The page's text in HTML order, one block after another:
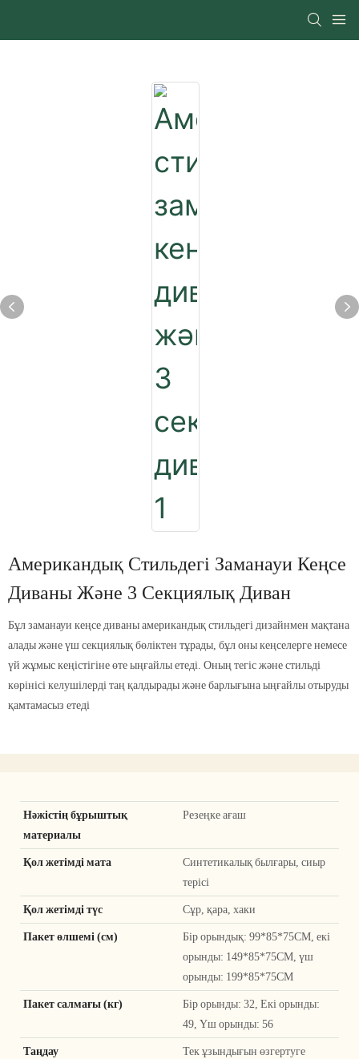
Американдық Стильдегі Заманауи Кеңсе
Диваны Және 3 Секциялық Диван
Бұл заманауи кеңсе диваны американдық стильдегі дизайнмен мақтана
алады және үш секциялық бөліктен тұрады, бұл оны кеңселерге немесе
үй жұмыс кеңістігіне өте ыңғайлы етеді. Оның тегіс және стильді
көрінісі келушілерді таң қалдырады және барлығына ыңғайлы отыруды
қамтамасыз етеді
Нәжістің бұрыштық
материалы
Резеңке ағаш
Қол жетімді мата
Синтетикалық былғары, сиыр
терісі
Қол жетімді түс Сұр, қара, хаки
Пакет өлшемі (см)
Бір орындық: 99*85*75CM, екі
орынды: 149*85*75CM, үш
орынды: 199*85*75CM
Пакет салмағы (кг)
Бір орынды: 32, Екі орынды:
49, Үш орынды: 56
Таңдау
Тек ұзындығын өзгертуге